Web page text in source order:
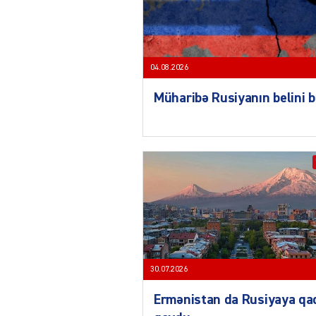
04.08.2026
Müharibə Rusiyanın belini
30.07.2026
Ermənistan da Rusiyaya